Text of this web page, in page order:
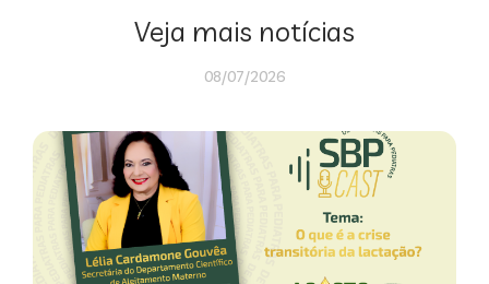
Veja mais notícias
08/07/2026